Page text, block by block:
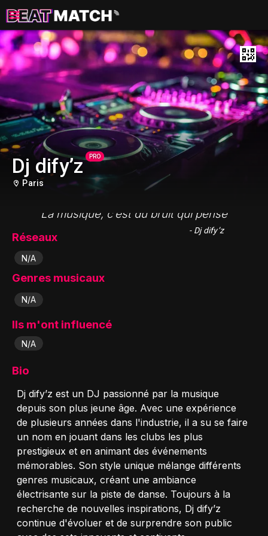
Dj dify’z PRO
Paris
"La musique, c’est du bruit qui pense"
- Dj dify’z
Réseaux
N/A
Genres musicaux
N/A
Ils m'ont influencé
N/A
Bio
Dj dify’z est un DJ passionné par la musique
depuis son plus jeune âge. Avec une expérience
de plusieurs années dans l'industrie, il a su se faire
un nom en jouant dans les clubs les plus
prestigieux et en animant des événements
mémorables. Son style unique mélange différents
genres musicaux, créant une ambiance
électrisante sur la piste de danse. Toujours à la
recherche de nouvelles inspirations, Dj dify’z
continue d'évoluer et de surprendre son public